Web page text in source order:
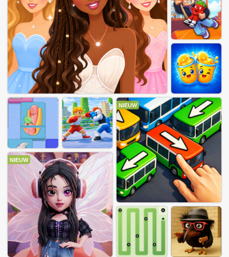
NIEUW
NIEUW